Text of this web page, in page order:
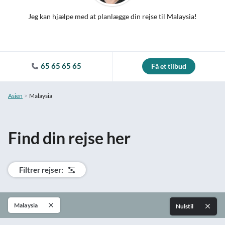
Jeg kan hjælpe med at planlægge din rejse til Malaysia!
65 65 65 65 Få et tilbud
Asien Malaysia
Find din rejse her
Filtrer rejser:
Malaysia Nulstil